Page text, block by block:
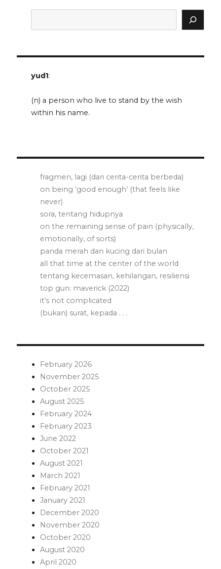
yud1:
(n) a person who live to stand by the wish
within his name.
fragmen, lagi (dari cerita-cerita berbeda)
on being ‘good enough’ (that feels like
never)
sora, tentang hidupnya
on the remaining sense of pain (physically,
emotionally, of sorts)
panda merah dan kucing dari bulan
all that time at the center of the world
tentang kecemasan, kehilangan, resiliensi
top gun: maverick (2022)
it’s not complicated
(bukan) surat, kepada . . .
February 2026
November 2025
October 2025
August 2025
February 2024
February 2023
June 2022
October 2021
August 2021
March 2021
February 2021
January 2021
December 2020
November 2020
October 2020
August 2020
April 2020